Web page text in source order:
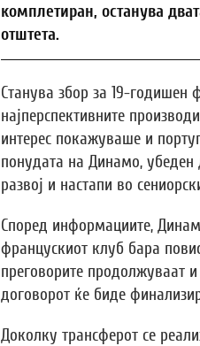
комплетиран, останува
отштета.
Станува збор за 19-
најперспективните
интерес покажуваше и
понудата на Динамо,
развој и настапи во
Според информациите,
францускиот клуб бара
преговорите продолжуваат
договорот ќе биде
Доколку трансферот се